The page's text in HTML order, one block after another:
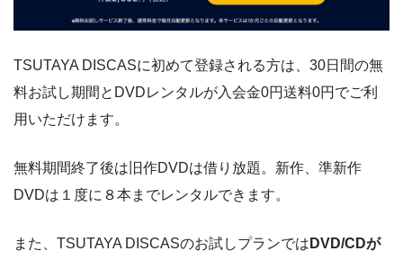
TSUTAYA DISCASに初めて登録される方は、30日間の無
料お試し期間とDVDレンタルが入会金0円送料0円でご利
用いただけます。
無料期間終了後は旧作DVDは借り放題。新作、準新作
DVDは１度に８本までレンタルできます。
また、TSUTAYA DISCASのお試しプランでは DVD/CDが